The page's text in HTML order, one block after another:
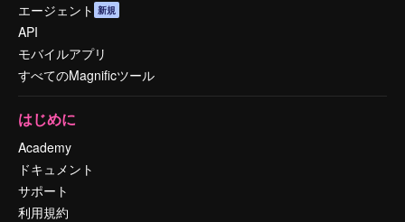
エージェント 新規
API
モバイルアプリ
すべてのMagnificツール
はじめに
Academy
ドキュメント
サポート
利用規約